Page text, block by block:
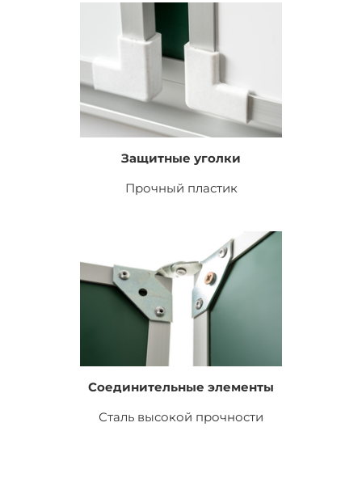
Защитные уголки
Прочный пластик
Соединительные элементы
Сталь высокой прочности